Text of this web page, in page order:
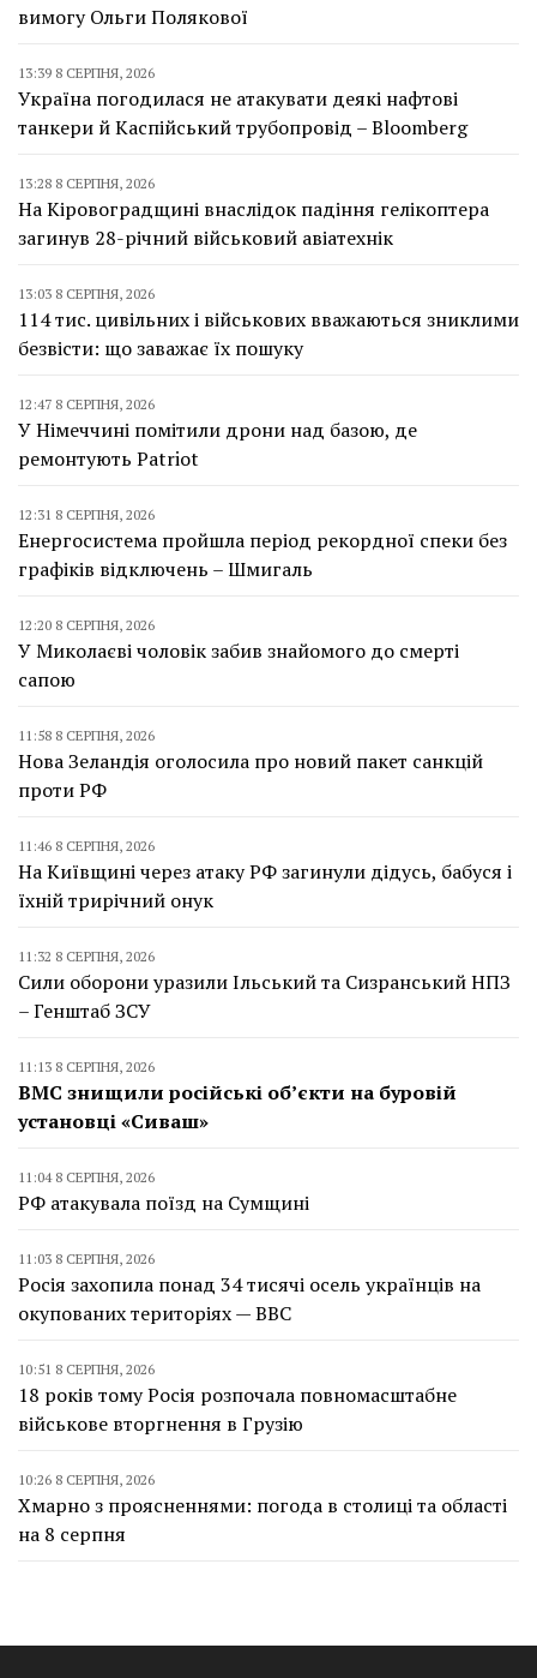
вимогу Ольги Полякової
13:39 8 СЕРПНЯ, 2026
Україна погодилася не атакувати деякі нафтові
танкери й Каспійський трубопровід – Bloomberg
13:28 8 СЕРПНЯ, 2026
На Кіровоградщині внаслідок падіння гелікоптера
загинув 28-річний військовий авіатехнік
13:03 8 СЕРПНЯ, 2026
114 тис. цивільних і військових вважаються зниклими
безвісти: що заважає їх пошуку
12:47 8 СЕРПНЯ, 2026
У Німеччині помітили дрони над базою, де
ремонтують Patriot
12:31 8 СЕРПНЯ, 2026
Енергосистема пройшла період рекордної спеки без
графіків відключень – Шмигаль
12:20 8 СЕРПНЯ, 2026
У Миколаєві чоловік забив знайомого до смерті
сапою
11:58 8 СЕРПНЯ, 2026
Нова Зеландія оголосила про новий пакет санкцій
проти РФ
11:46 8 СЕРПНЯ, 2026
На Київщині через атаку РФ загинули дідусь, бабуся і
їхній трирічний онук
11:32 8 СЕРПНЯ, 2026
Сили оборони уразили Ільський та Сизранський НПЗ
– Генштаб ЗСУ
11:13 8 СЕРПНЯ, 2026
ВМС знищили російські об’єкти на буровій
установці «Сиваш»
11:04 8 СЕРПНЯ, 2026
РФ атакувала поїзд на Сумщині
11:03 8 СЕРПНЯ, 2026
Росія захопила понад 34 тисячі осель українців на
окупованих територіях — BBC
10:51 8 СЕРПНЯ, 2026
18 років тому Росія розпочала повномасштабне
військове вторгнення в Грузію
10:26 8 СЕРПНЯ, 2026
Хмарно з проясненнями: погода в столиці та області
на 8 серпня